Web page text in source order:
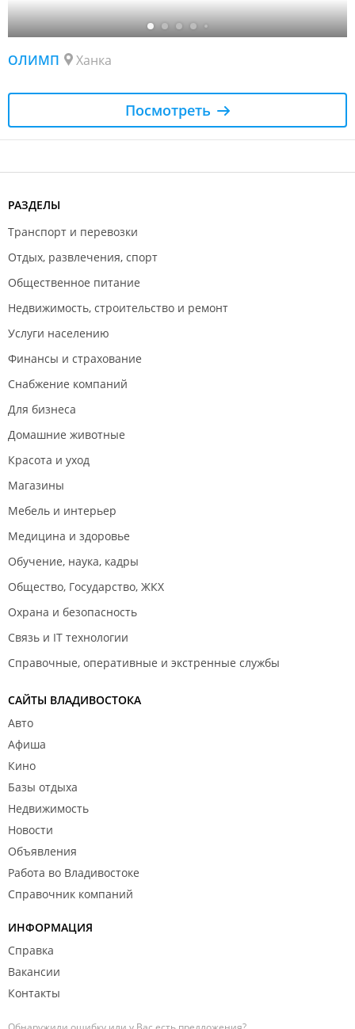
ОЛИМП Ханка
Посмотреть
РАЗДЕЛЫ
Транспорт и перевозки
Отдых, развлечения, спорт
Общественное питание
Недвижимость, строительство и ремонт
Услуги населению
Финансы и страхование
Снабжение компаний
Для бизнеса
Домашние животные
Красота и уход
Магазины
Мебель и интерьер
Медицина и здоровье
Обучение, наука, кадры
Общество, Государство, ЖКХ
Охрана и безопасность
Связь и IT технологии
Справочные, оперативные и экстренные службы
САЙТЫ ВЛАДИВОСТОКА
Авто
Афиша
Кино
Базы отдыха
Недвижимость
Новости
Объявления
Работа во Владивостоке
Справочник компаний
ИНФОРМАЦИЯ
Справка
Вакансии
Контакты